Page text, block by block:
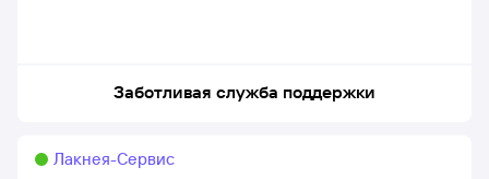
Заботливая служба поддержки
Лакнея-Сервис